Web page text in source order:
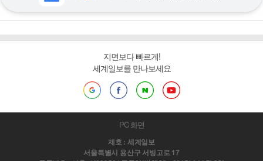
지면보다 빠르게!
세계일보를 만나보세요
PC 화면
제호 : 세계일보
서울특별시 용산구 서빙고로 17